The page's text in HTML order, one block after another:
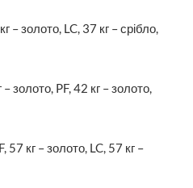
– золото, LC, 37 кг – срібло,
– золото, PF, 42 кг – золото,
57 кг – золото, LC, 57 кг –